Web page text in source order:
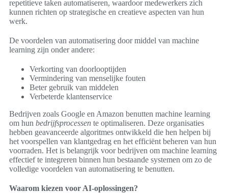
repetitieve taken automatiseren, waardoor medewerkers zich
kunnen richten op strategische en creatieve aspecten van hun
werk.
De voordelen van automatisering door middel van machine
learning zijn onder andere:
Verkorting van doorlooptijden
Vermindering van menselijke fouten
Beter gebruik van middelen
Verbeterde klantenservice
Bedrijven zoals Google en Amazon benutten machine learning
om hun bedrijfsprocessen te optimaliseren. Deze organisaties
hebben geavanceerde algoritmes ontwikkeld die hen helpen bij
het voorspellen van klantgedrag en het efficiënt beheren van hun
voorraden. Het is belangrijk voor bedrijven om machine learning
effectief te integreren binnen hun bestaande systemen om zo de
volledige voordelen van automatisering te benutten.
Waarom kiezen voor AI-oplossingen?